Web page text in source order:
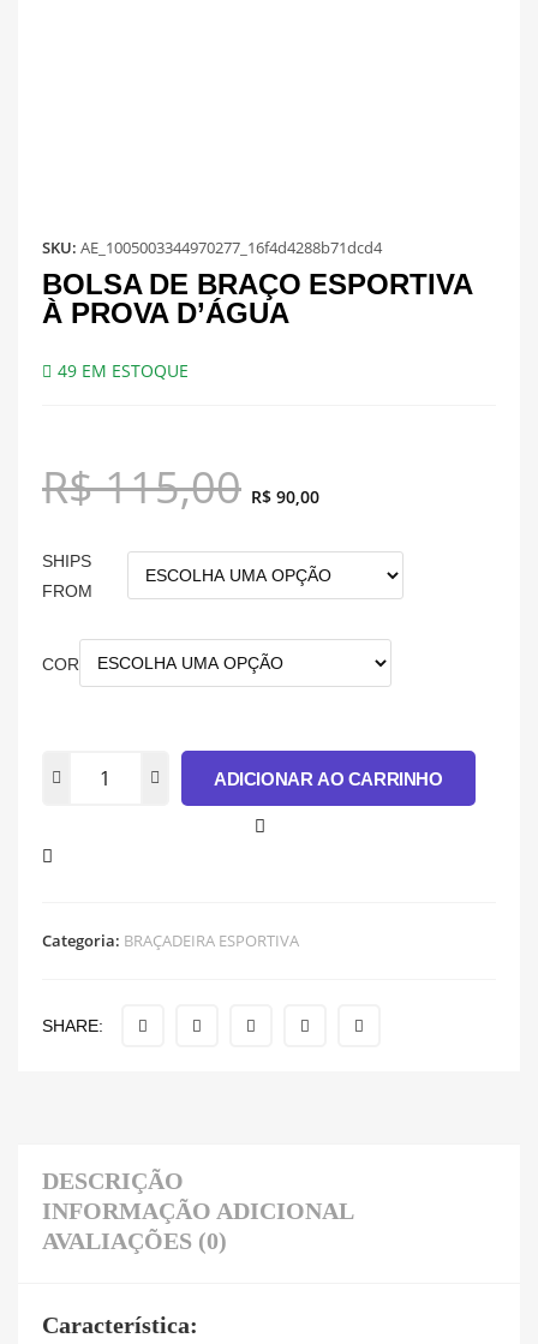
SKU: AE_1005003344970277_16f4d4288b71dcd4
BOLSA DE BRAÇO ESPORTIVA
À PROVA D’ÁGUA
49 EM ESTOQUE
R$115,00 R$ 90,00
SHIPS
FROM
COR
ADICIONAR AO CARRINHO
Categoria: BRAÇADEIRA ESPORTIVA
SHARE:
DESCRIÇÃO
INFORMAÇÃO ADICIONAL
AVALIAÇÕES (0)
Característica: